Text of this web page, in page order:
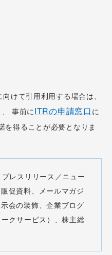
けて引用利用する場合は、
事前にITRの申請窓口 に
を得ることが必要となりま
レスリリース／ニュー
促資料、メールマガジ
会の装飾、企業ブログ
クサービス）、株主総